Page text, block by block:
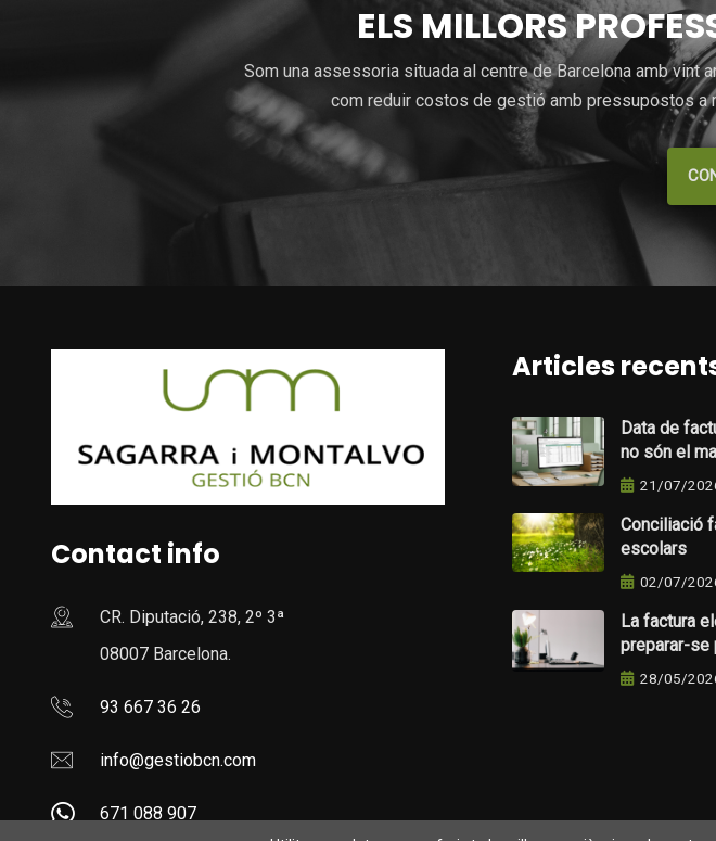
ELS MILLORS
Som una assessoria situada al centre de Barcelona amb vint
com reduir costos de gestió amb pressupostos a
Contact info
CR. Diputació, 238, 2º 3ª
08007 Barcelona.
93 667 36 26
info@gestiobcn.com
671 088 907
Articles
Data de
no són el
21/07/
Conciliació
escolars
02/07/
La factura
preparar-se
28/05/